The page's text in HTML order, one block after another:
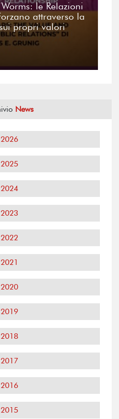
le Relazioni
attraverso la
propri valori
News
2026
2025
2024
2023
2022
2021
2020
2019
2018
2017
2016
2015